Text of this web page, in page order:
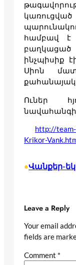
համբավ է
բաղկացած
ինչպիսիք
Սիոն
Ուներ
http://
Krikor-
•Վանքեր-
Leave a Reply
Your email
fields are
Comment *